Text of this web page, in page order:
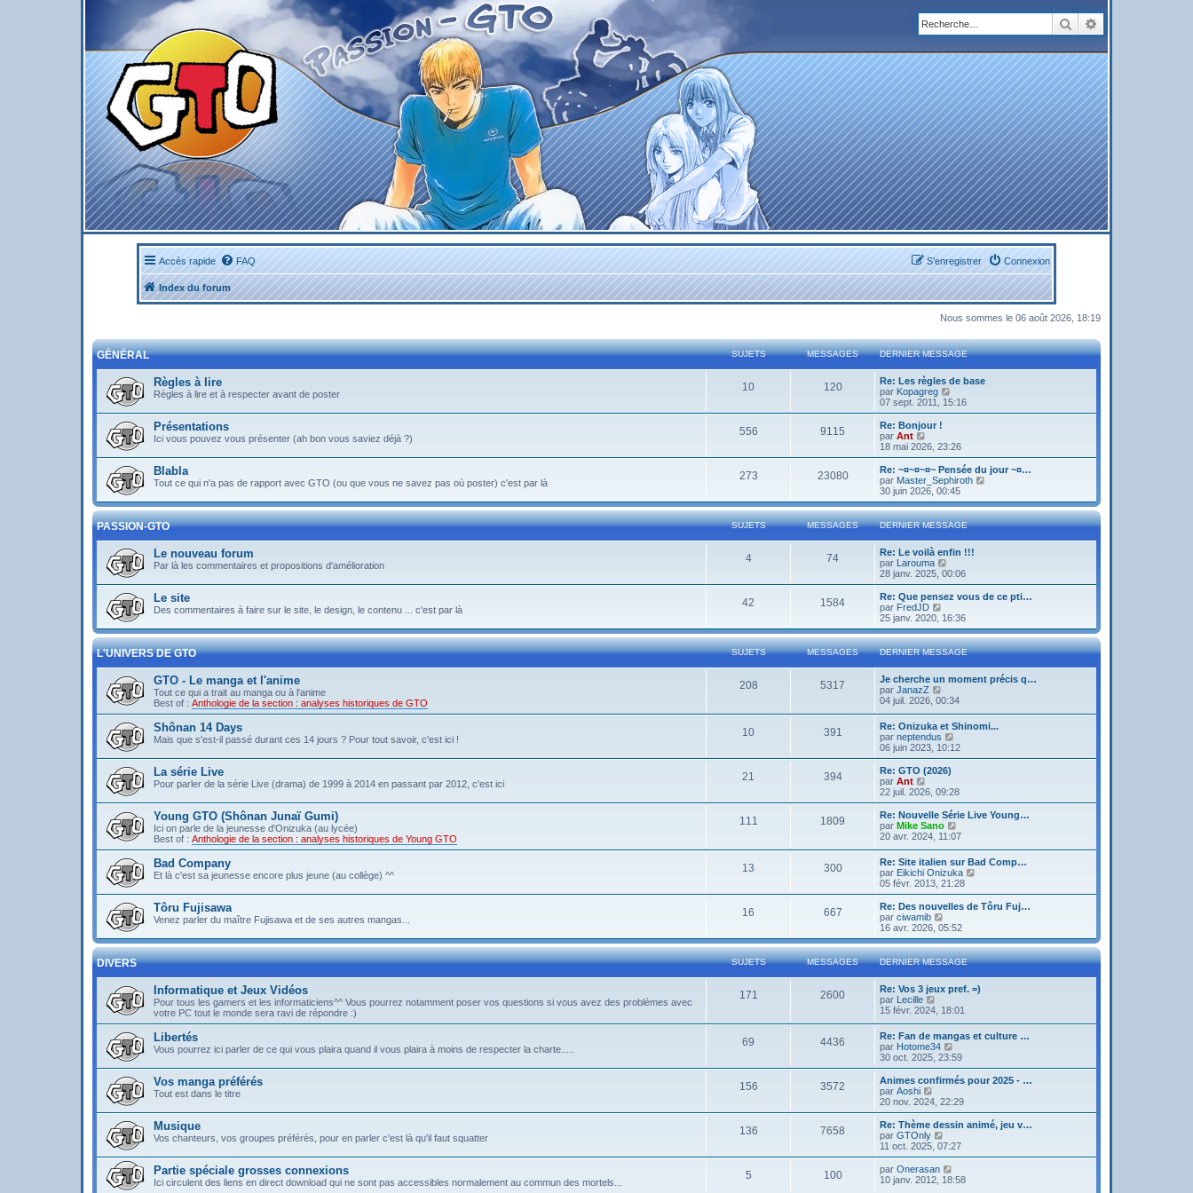
Rechercher
Accès rapide FAQ Connexion
S’enregistrer
Index du forum
Nous sommes le 06 août 2026, 18:19
GÉNÉRAL SUJETS MESSAGES DERNIER MESSAGE
Règles à lire
Règles à lire et à respecter avant de poster
10 120
Re: Les règles de base
par Kopagreg
o
i
e
r
n
i
e
r
m
e
s
a
g
e
07 sept. 2011, 15:16
Présentations
Ici vous pouvez vous présenter (ah bon vous saviez déjà ?)
556 9115
Re: Bonjour !
par Ant
o
i
r
l
e
e
r
n
i
e
r
m
e
s
s
a
g
e
18 mai 2026, 23:26
Blabla
Tout ce qui n'a pas de rapport avec GTO (ou que vous ne savez pas où poster) c'est par là
273 23080
Re: ~¤~¤~¤~ Pensée du jour ~¤…
par Master_Sephiroth
i
r
l
d
i
e
e
s
s
g
e
30 juin 2026, 00:45
PASSION-GTO SUJETS MESSAGES DERNIER MESSAGE
Le nouveau forum
Par là les commentaires et propositions d'amélioration
4 74
Re: Le voilà enfin !!!
par Larouma
o
i
r
e
e
r
n
i
e
m
s
s
a
g
28 janv. 2025, 00:06
Le site
Des commentaires à faire sur le site, le design, le contenu ... c'est par là
42 1584
Re: Que pensez vous de ce pti…
par FredJD
o
i
r
l
d
e
n
i
e
r
m
s
s
a
g
25 janv. 2020, 16:36
L'UNIVERS DE GTO SUJETS MESSAGES DERNIER MESSAGE
GTO - Le manga et l'anime
Tout ce qui a trait au manga ou à l'anime
Best of : Anthologie de la section : analyses historiques de GTO
208 5317
Je cherche un moment précis q…
par JanazZ
o
l
e
d
e
r
i
e
r
m
e
s
s
a
g
04 juil. 2026, 00:34
Shônan 14 Days
Mais que s'est-il passé durant ces 14 jours ? Pour tout savoir, c'est ici !
10 391
Re: Onizuka et Shinomi...
par neptendus
o
i
e
e
r
n
i
e
r
m
e
s
s
g
e
06 juin 2023, 10:12
La série Live
Pour parler de la série Live (drama) de 1999 à 2014 en passant par 2012, c'est ici
21 394
Re: GTO (2026)
par Ant
o
i
r
l
e
e
r
n
i
e
r
m
e
s
s
a
22 juil. 2026, 09:28
Young GTO (Shônan Junaï Gumi)
Ici on parle de la jeunesse d'Onizuka (au lycée)
Best of : Anthologie de la section : analyses historiques de Young GTO
111 1809
Re: Nouvelle Série Live Young…
par Mike Sano
o
l
e
d
r
i
e
r
m
s
a
g
e
20 avr. 2024, 11:07
Bad Company
Et là c'est sa jeunesse encore plus jeune (au collège) ^^
13 300
Re: Site italien sur Bad Comp…
par Eikichi Onizuka
i
r
e
r
i
e
s
s
05 févr. 2013, 21:28
Tôru Fujisawa
Venez parler du maître Fujisawa et de ses autres mangas...
16 667
Re: Des nouvelles de Tôru Fuj…
par ciwamib
o
i
r
l
d
e
n
i
e
r
m
s
a
g
16 avr. 2026, 05:52
DIVERS SUJETS MESSAGES DERNIER MESSAGE
Informatique et Jeux Vidéos
Pour tous les gamers et les informaticiens^^ Vous pourrez notamment poser vos questions si vous avez des problèmes avec
votre PC tout le monde sera ravi de répondre :)
171 2600
Re: Vos 3 jeux pref. =)
par Lecille
l
e
d
e
r
i
e
r
m
e
s
s
a
15 févr. 2024, 18:01
Libertés
Vous pourrez ici parler de ce qui vous plaira quand il vous plaira à moins de respecter la charte.....
69 4436
Re: Fan de mangas et culture …
par Hotome34
o
i
r
e
e
r
n
i
m
30 oct. 2025, 23:59
Vos manga préférés
Tout est dans le titre
156 3572
Animes confirmés pour 2025 - …
par Aoshi
o
i
r
l
e
d
r
n
20 nov. 2024, 22:29
Musique
Vos chanteurs, vos groupes préférés, pour en parler c'est là qu'il faut squatter
136 7658
Re: Thème dessin animé, jeu v…
par GTOnly
o
i
r
l
11 oct. 2025, 07:27
Partie spéciale grosses connexions
Ici circulent des liens en direct download qui ne sont pas accessibles normalement au commun des mortels...
5 100 par Onerasan
o
10 janv. 2012, 18:58